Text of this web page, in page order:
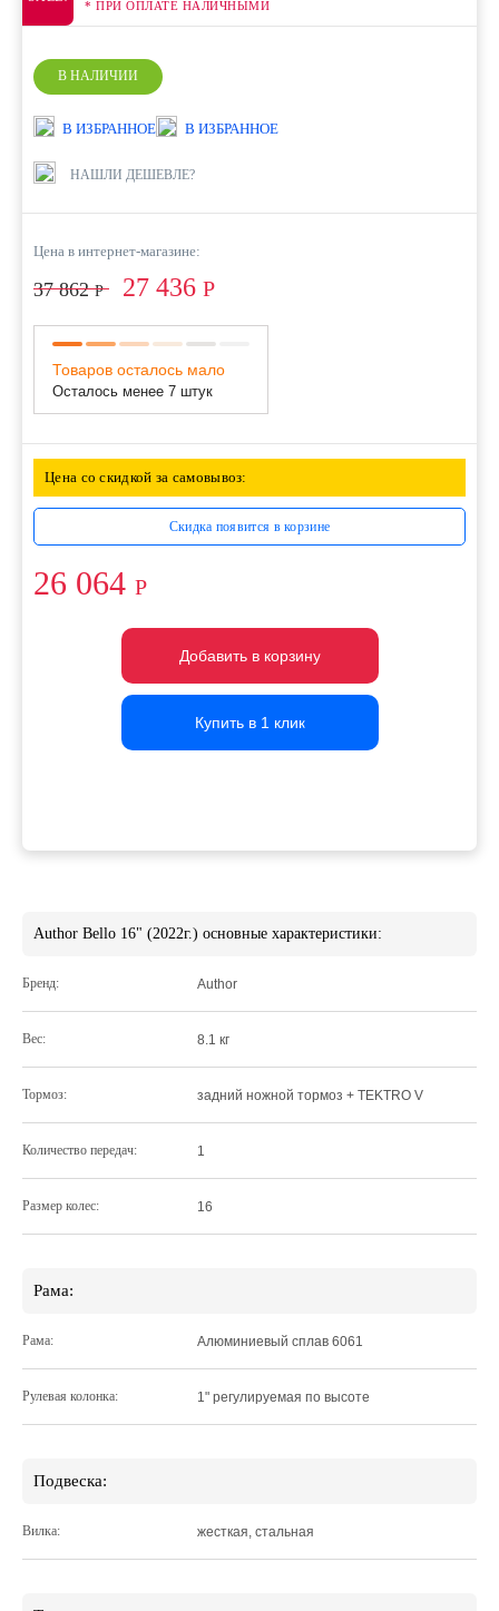
* ПРИ ОПЛАТЕ НАЛИЧНЫМИ
В НАЛИЧИИ
В ИЗБРАННОЕ В ИЗБРАННОЕ
НАШЛИ ДЕШЕВЛЕ?
Цена в интернет-магазине:
37 862Р 27 436 Р
Товаров осталось мало
Осталось менее 7 штук
Цена со скидкой за самовывоз:
Скидка появится в корзине
26 064 Р
Добавить в корзину
Добавить в корзину
Добавить в корзину
Купить в 1 клик
Купить в 1 клик
Купить в 1 клик
Author Bello 16" (2022г.) основные характеристики:
Бренд: Author
Вес: 8.1 кг
Тормоз: задний ножной тормоз + TEKTRO V
Количество передач: 1
Размер колес: 16
Рама:
Рама: Алюминиевый сплав 6061
Рулевая колонка: 1" регулируемая по высоте
Подвеска:
Вилка: жесткая, стальная